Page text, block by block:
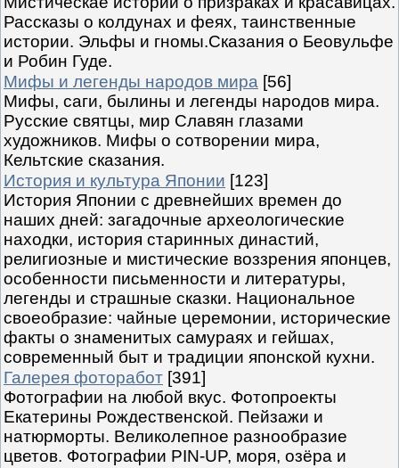
Рассказы о колдунах и феях, таинственные
истории. Эльфы и гномы.Сказания о Беовульфе
и Робин Гуде.
Мифы и легенды народов мира [56]
Мифы, саги, былины и легенды народов мира.
Русские святцы, мир Славян глазами
художников. Мифы о сотворении мира,
Кельтские сказания.
История и культура Японии [123]
История Японии с древнейших времен до
наших дней: загадочные археологические
находки, история старинных династий,
религиозные и мистические воззрения японцев,
особенности письменности и литературы,
легенды и страшные сказки. Национальное
своеобразие: чайные церемонии, исторические
факты о знаменитых самураях и гейшах,
современный быт и традиции японской кухни.
Галерея фоторабот [391]
Фотографии на любой вкус. Фотопроекты
Екатерины Рождественской. Пейзажи и
натюрморты. Великолепное разнообразие
цветов. Фотографии PIN-UP, моря, озёра и